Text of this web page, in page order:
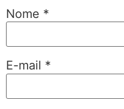
Nome *
E-mail *